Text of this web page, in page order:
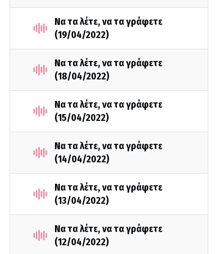
Να τα λέτε, να τα γράφετε
(19/04/2022)
Να τα λέτε, να τα γράφετε
(18/04/2022)
Να τα λέτε, να τα γράφετε
(15/04/2022)
Να τα λέτε, να τα γράφετε
(14/04/2022)
Να τα λέτε, να τα γράφετε
(13/04/2022)
Να τα λέτε, να τα γράφετε
(12/04/2022)